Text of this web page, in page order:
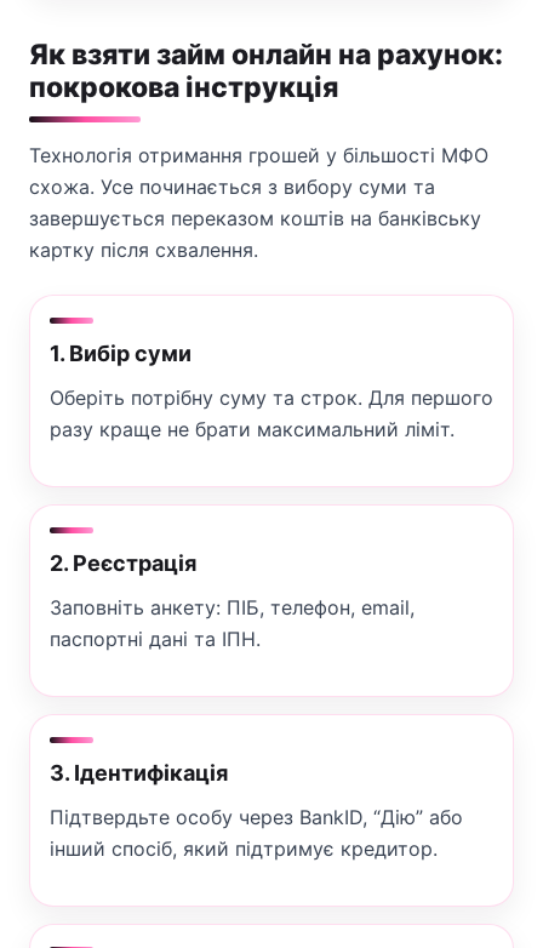
Як взяти займ онлайн на рахунок:
покрокова інструкція
Технологія отримання грошей у більшості МФО
схожа. Усе починається з вибору суми та
завершується переказом коштів на банківську
картку після схвалення.
1. Вибір суми
Оберіть потрібну суму та строк. Для першого
разу краще не брати максимальний ліміт.
2. Реєстрація
Заповніть анкету: ПІБ, телефон, email,
паспортні дані та ІПН.
3. Ідентифікація
Підтвердьте особу через BankID, “Дію” або
інший спосіб, який підтримує кредитор.